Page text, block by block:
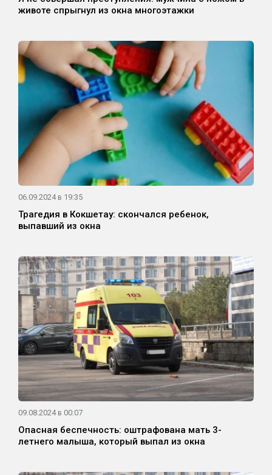
животе спрыгнул из окна многоэтажки
06.09.2024 в 19:35
Трагедия в Кокшетау: скончался ребенок,
выпавший из окна
09.08.2024 в 00:07
Опасная беспечность: оштрафована мать 3-
летнего малыша, который выпал из окна